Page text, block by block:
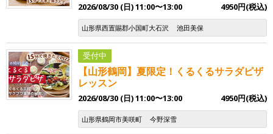
2026/08/30 (日) 11:00〜13:00 4950円(税込)
山形県西置賜郡小国町大石沢 池田美保
受付中
【山形鶴岡】夏限定！くるくるサラダピザ
レッスン
2026/08/30 (日) 11:00〜13:00 4950円(税込)
山形県鶴岡市美咲町 今野深雪